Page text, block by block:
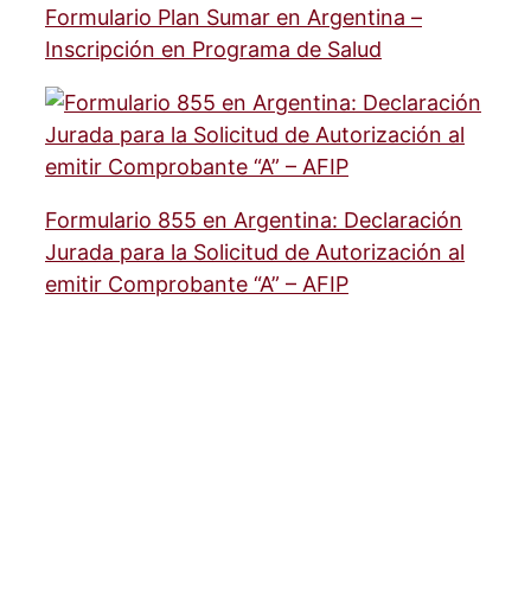
Formulario Plan Sumar en Argentina –
Inscripción en Programa de Salud
Formulario 855 en Argentina: Declaración
Jurada para la Solicitud de Autorización al
emitir Comprobante “A” – AFIP